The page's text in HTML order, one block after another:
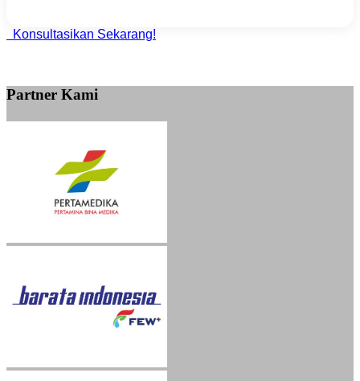
Konsultasikan Sekarang!
Partner Kami